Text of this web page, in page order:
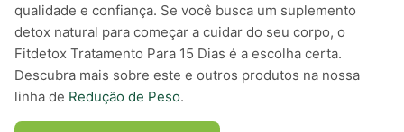
qualidade e confiança. Se você busca um suplemento
detox natural para começar a cuidar do seu corpo, o
Fitdetox Tratamento Para 15 Dias é a escolha certa.
Descubra mais sobre este e outros produtos na nossa
linha de Redução de Peso.